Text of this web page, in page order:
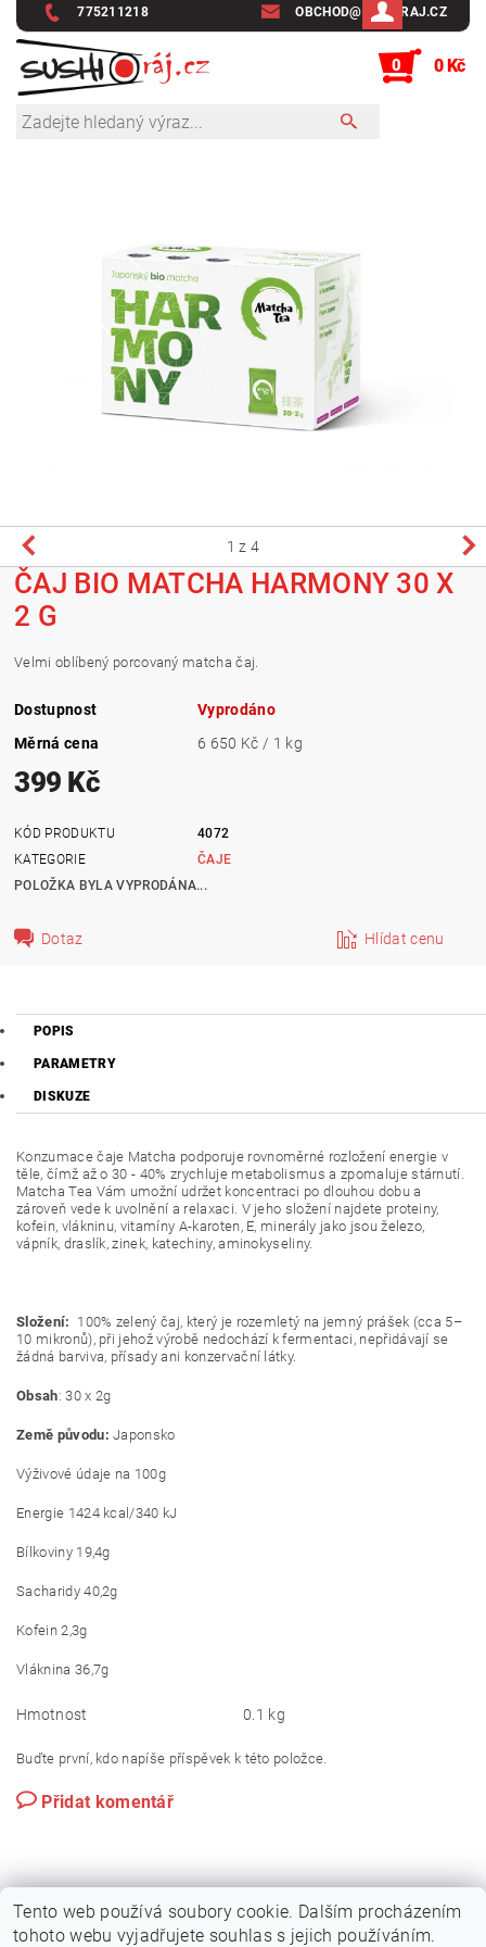
775211218 OBCHOD@SUSHIRAJ.CZ
0 0 Kč
1 z 4
ČAJ BIO MATCHA HARMONY 30 X
2 G
Velmi oblíbený porcovaný matcha čaj.
Dostupnost
Vyprodáno
Měrná cena
6 650 Kč / 1 kg
399 Kč
KÓD PRODUKTU
4072
KATEGORIE
ČAJE
POLOŽKA BYLA VYPRODÁNA...
Dotaz Hlídat cenu
POPIS
PARAMETRY
DISKUZE
Konzumace čaje Matcha podporuje rovnoměrné rozložení energie v
těle, čímž až o 30 - 40% zrychluje metabolismus a zpomaluje stárnutí.
Matcha Tea Vám umožní udržet koncentraci po dlouhou dobu a
zároveň vede k uvolnění a relaxaci. V jeho složení najdete proteiny,
kofein, vlákninu, vitamíny A-karoten, E, minerály jako jsou železo,
vápník, draslík, zinek, katechiny, aminokyseliny.
Složení: 100% zelený čaj, který je rozemletý na jemný prášek (cca 5–
10 mikronů), při jehož výrobě nedochází k fermentaci, nepřidávají se
žádná barviva, přísady ani konzervační látky.
Obsah: 30 x 2g
Země původu: Japonsko
Výživové údaje na 100g
Energie 1424 kcal/340 kJ
Bílkoviny 19,4g
Sacharidy 40,2g
Kofein 2,3g
Vláknina 36,7g
Hmotnost 0.1 kg
Buďte první, kdo napíše příspěvek k této položce.
Přidat komentář
Tento web používá soubory cookie. Dalším procházením
tohoto webu vyjadřujete souhlas s jejich používáním.